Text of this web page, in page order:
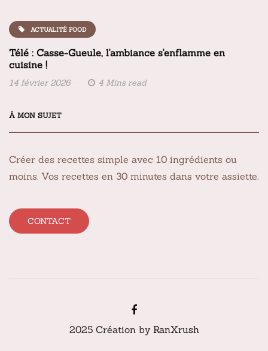
ACTUALITÉ FOOD
Télé : Casse-Gueule, l'ambiance s'enflamme en
cuisine !
14 février 2026 4 Mins read
À MON SUJET
Créer des recettes simple avec 10 ingrédients ou
moins. Vos recettes en 30 minutes dans votre assiette.
CONTACT
2025 Création by RanXrush